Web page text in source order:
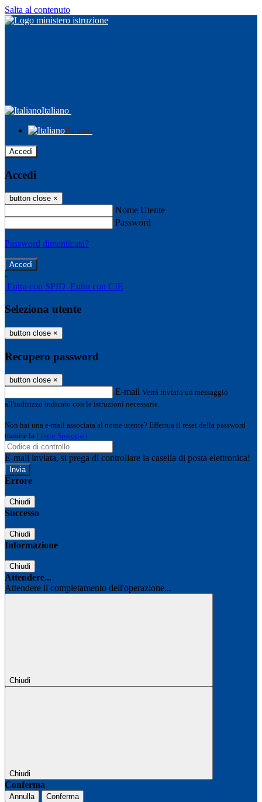
Salta al contenuto
Italiano
Italiano
Accedi
Accedi
button close ×
Nome Utente
Password
Password dimenticata?
-
Entra con SPID Entra con CIE
Seleziona utente
button close ×
Recupero password
button close ×
E-mail Verrà inviato un messaggio
all'indirizzo indicato con le istruzioni necessarie.
Non hai una e-mail associata al nome utente? Effettua il reset della password
tramite la Login Spaggiari
E-mail inviata, si prega di controllare la casella di posta elettronica!
Errore
Chiudi
Successo
Chiudi
Informazione
Chiudi
Attendere...
Attendere il completamento dell'operazione...
Chiudi
Chiudi
Conferma
Annulla Conferma